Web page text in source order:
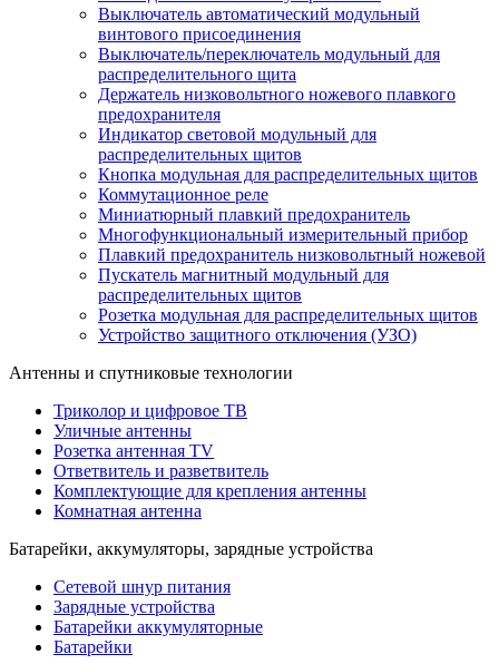
Выключатель автоматический модульный
винтового присоединения
Выключатель/переключатель модульный для
распределительного щита
Держатель низковольтного ножевого плавкого
предохранителя
Индикатор световой модульный для
распределительных щитов
Кнопка модульная для распределительных щитов
Коммутационное реле
Миниатюрный плавкий предохранитель
Многофункциональный измерительный прибор
Плавкий предохранитель низковольтный ножевой
Пускатель магнитный модульный для
распределительных щитов
Розетка модульная для распределительных щитов
Устройство защитного отключения (УЗО)
Антенны и спутниковые технологии
Триколор и цифровое ТВ
Уличные антенны
Розетка антенная TV
Ответвитель и разветвитель
Комплектующие для крепления антенны
Комнатная антенна
Батарейки, аккумуляторы, зарядные устройства
Сетевой шнур питания
Зарядные устройства
Батарейки аккумуляторные
Батарейки